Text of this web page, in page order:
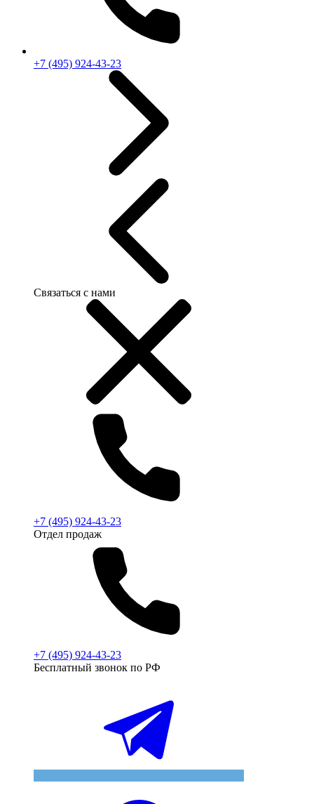
+7 (495) 924-43-23
Связаться с нами
+7 (495) 924-43-23
Отдел продаж
+7 (495) 924-43-23
Бесплатный звонок по РФ